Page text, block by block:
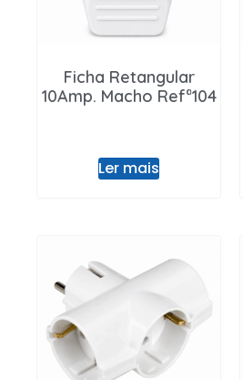
Ficha Retangular
10Amp. Macho Refª104
Ler mais